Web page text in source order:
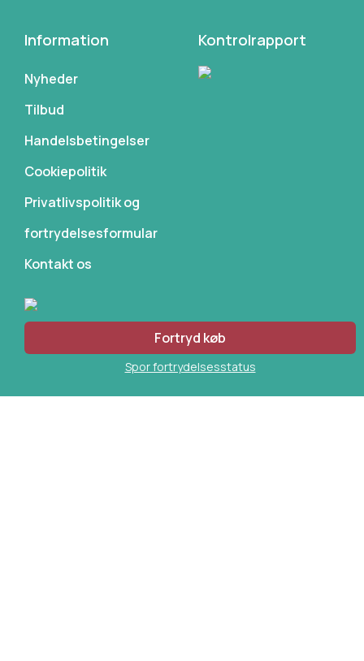
Information
Nyheder
Tilbud
Handelsbetingelser
Cookiepolitik
Privatlivspolitik og
fortrydelsesformular
Kontakt os
Kontrolrapport
Fortryd køb
Spor fortrydelsesstatus